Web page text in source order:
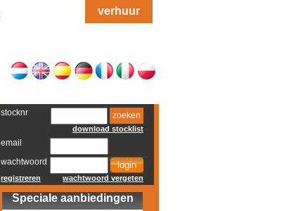
verhuur
stocknr zoeken
download stocklist
email
wachtwoord
registreren wachtwoord vergeten
Speciale aanbiedingen